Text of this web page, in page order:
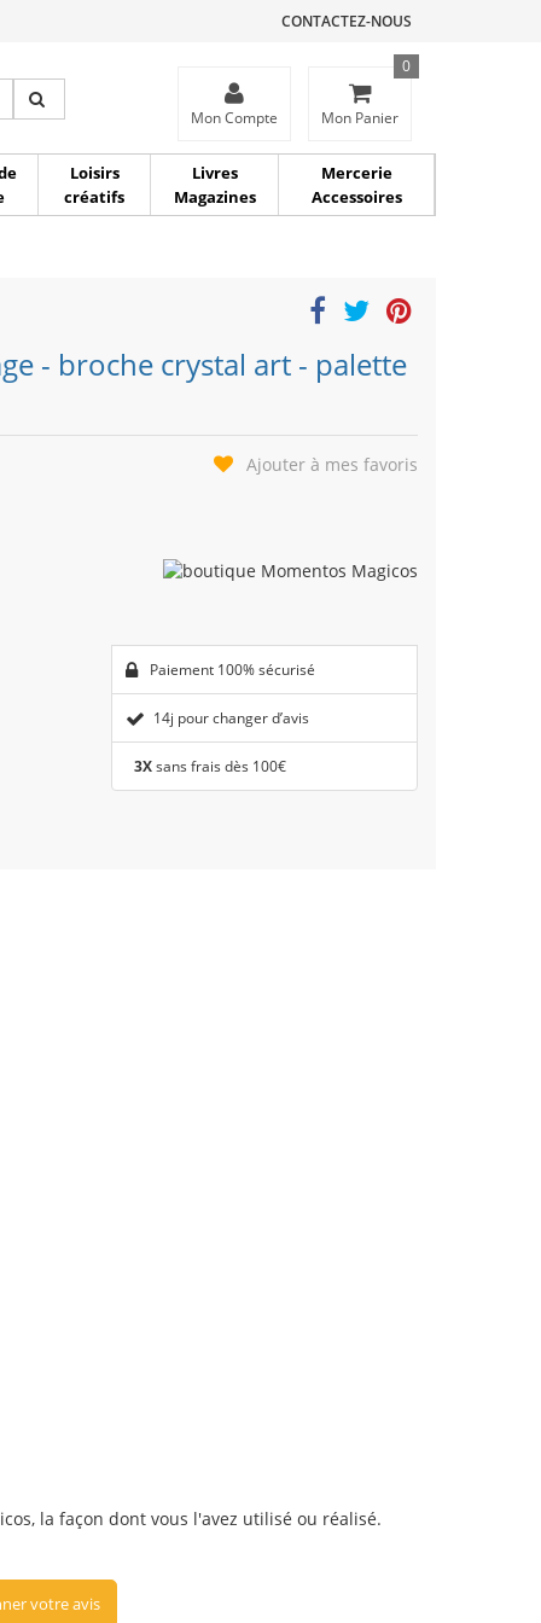
CONTACTEZ-NOUS
Mon Compte Mon Panier
0
Loisirs
créatifs
Livres
Magazines
Mercerie
Accessoires
- broche crystal art - palette
Ajouter à mes favoris
Paiement 100% sécurisé
14j pour changer d’avis
3Xsans frais dès 100€
la façon dont vous l'avez utilisé ou réalisé.
votre avis